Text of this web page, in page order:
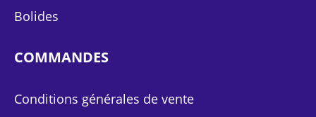
Bolides
COMMANDES
Conditions générales de vente